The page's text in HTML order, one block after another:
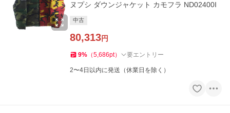
ヌプシ ダウンジャケット カモフラ ND02400I
中古
80,313円
9% （5,686pt） 要エントリー
2〜4日以内に発送（休業日を除く）